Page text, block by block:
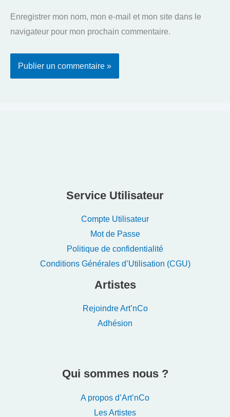
Enregistrer mon nom, mon e-mail et mon site dans le
navigateur pour mon prochain commentaire.
Service Utilisateur
Compte Utilisateur
Mot de Passe
Politique de confidentialité
Conditions Générales d’Utilisation (CGU)
Artistes
Rejoindre Art’nCo
Adhésion
Qui sommes nous ?
A propos d’Art’nCo
Les Artistes